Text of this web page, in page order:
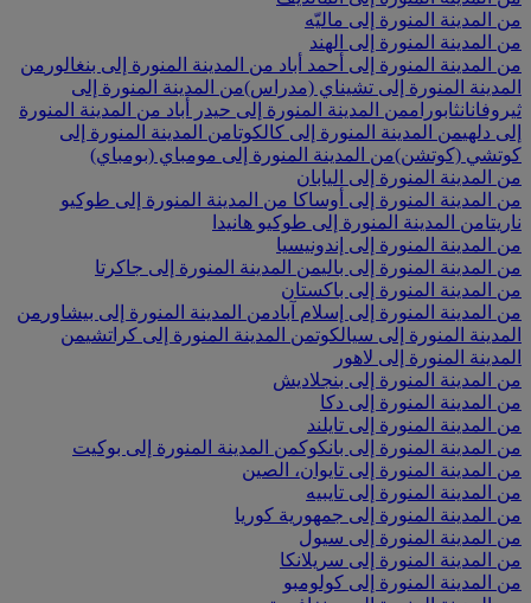
من المدينة المنورة إلى ماليّه
من المدينة المنورة إلى الهند
من المدينة المنورة إلى أحمد أباد من المدينة المنورة إلى بنغالور من
المدينة المنورة إلى تشيناي (مدراس)من المدينة المنورة إلى
ثيروفانانثابوراممن المدينة المنورة إلى حيدر أباد من المدينة المنورة
إلى دلهيمن المدينة المنورة إلى كالكوتامن المدينة المنورة إلى
كوتشي (كوتشن)من المدينة المنورة إلى مومباي (بومباي)
من المدينة المنورة إلى اليابان
من المدينة المنورة إلى أوساكا من المدينة المنورة إلى طوكيو
ناريتامن المدينة المنورة إلى طوكيو هانيدا
من المدينة المنورة إلى إندونيسيا
من المدينة المنورة إلى باليمن المدينة المنورة إلى جاكرتا
من المدينة المنورة إلى باكستان
من المدينة المنورة إلى إسلام آبادمن المدينة المنورة إلى بيشاور من
المدينة المنورة إلى سيالكوتمن المدينة المنورة إلى كراتشيمن
المدينة المنورة إلى لاهور
من المدينة المنورة إلى بنجلاديش
من المدينة المنورة إلى دكا
من المدينة المنورة إلى تايلند
من المدينة المنورة إلى بانكوكمن المدينة المنورة إلى بوكيت
من المدينة المنورة إلى تايوان، الصين
من المدينة المنورة إلى تايبيه
من المدينة المنورة إلى جمهورية كوريا
من المدينة المنورة إلى سيول
من المدينة المنورة إلى سريلانكا
من المدينة المنورة إلى كولومبو